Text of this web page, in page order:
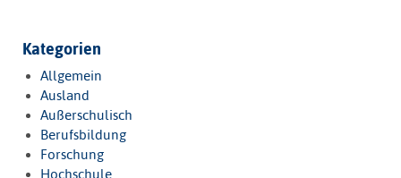
Kategorien
Allgemein
Ausland
Außerschulisch
Berufsbildung
Forschung
Hochschule